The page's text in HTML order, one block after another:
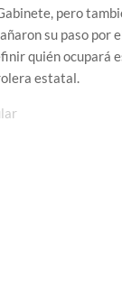
pero
su paso por
quién ocupará
estatal.